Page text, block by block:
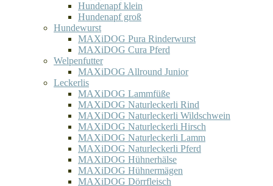
Hundenapf klein
Hundenapf groß
Hundewurst
MAXiDOG Pura Rinderwurst
MAXiDOG Cura Pferd
Welpenfutter
MAXiDOG Allround Junior
Leckerlis
MAXiDOG Lammfüße
MAXiDOG Naturleckerli Rind
MAXiDOG Naturleckerli Wildschwein
MAXiDOG Naturleckerli Hirsch
MAXiDOG Naturleckerli Lamm
MAXiDOG Naturleckerli Pferd
MAXiDOG Hühnerhälse
MAXiDOG Hühnermägen
MAXiDOG Dörrfleisch